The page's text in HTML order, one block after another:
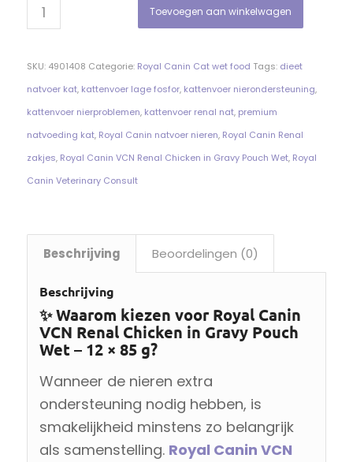
Toevoegen aan winkelwagen
SKU: 4901408 Categorie: Royal Canin Cat wet food Tags: dieet
natvoer kat, kattenvoer lage fosfor, kattenvoer nierondersteuning,
kattenvoer nierproblemen, kattenvoer renal nat, premium
natvoeding kat, Royal Canin natvoer nieren, Royal Canin Renal
zakjes, Royal Canin VCN Renal Chicken in Gravy Pouch Wet, Royal
Canin Veterinary Consult
Beschrijving Beoordelingen (0)
Beschrijving
✨ Waarom kiezen voor Royal Canin
VCN Renal Chicken in Gravy Pouch
Wet – 12 × 85 g?
Wanneer de nieren extra
ondersteuning nodig hebben, is
smakelijkheid minstens zo belangrijk
als samenstelling. Royal Canin VCN